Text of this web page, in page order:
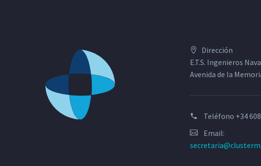
Dirección
E.T.S. Ingenieros
Avenida de la
Teléfono +34
Email: